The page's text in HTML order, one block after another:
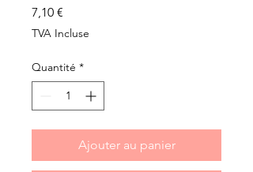
7,10 €
TVA Incluse
Quantité *
Ajouter au panier